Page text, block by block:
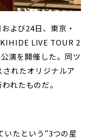
よび24日、東京・
LIVE TOUR 2
演を開催した。同ツ
れたオリジナルア
れたものだ。
いたという“3つの星